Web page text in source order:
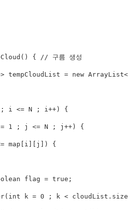
( ) { // 구름 생성
> tempCloudList = new ArrayList<
; i <= N ; i ++) {
= 1 ; j <= N ; j ++) {
map [ i ] [ j ] ) {
flag = true ;
( int k = 0 ; k < cloudList . size